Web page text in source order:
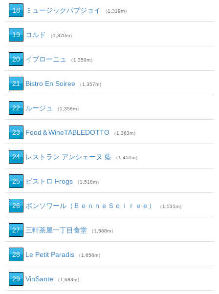
18 ミュージックパブジョイ （1,319m）
19 コルド （1,320m）
20 イブローニュ （1,350m）
21 Bistro En Soiree （1,357m）
22 ルージュ （1,358m）
23 Food＆WineTABLEDOTTO （1,363m）
24 レストラン アンシェーヌ 藍 （1,450m）
25 ビストロ Frogs （1,518m）
26 ボンソワール（ＢｏｎｎｅＳｏｉｒｅｅ） （1,535m）
27 三軒茶屋一丁目食堂 （1,588m）
28 Le Petit Paradis （1,656m）
29 VinSante （1,683m）